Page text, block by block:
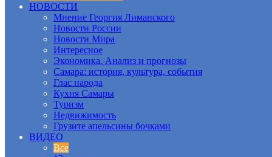
НОВОСТИ
Мнение Георгия Лиманского
Новости России
Новости Мира
Интересное
Экономика. Анализ и прогнозы
Самара: история, культура, события
Глас народа
Кухня Самары
Туризм
Недвижимость
Грузите апельсины бочками
ВИДЕО
Все